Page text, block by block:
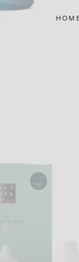
HOME